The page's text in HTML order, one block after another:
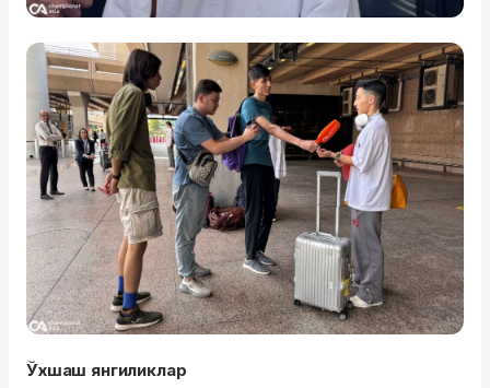
Ўхшаш янгиликлар